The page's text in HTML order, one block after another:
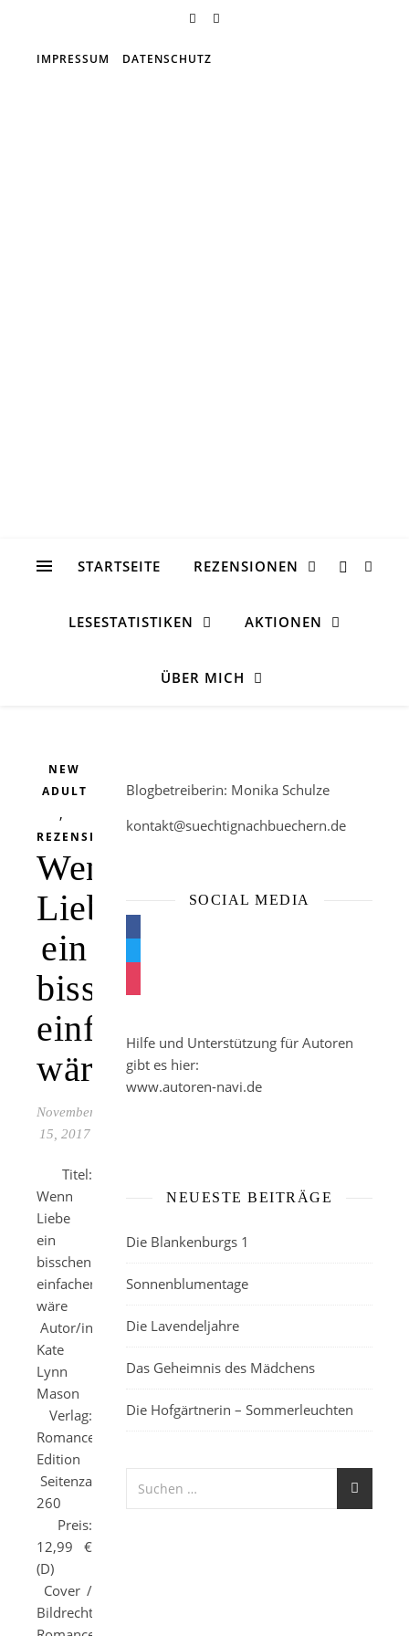
IMPRESSUM DATENSCHUTZ
STARTSEITE REZENSIONEN
LESESTATISTIKEN AKTIONEN
ÜBER MICH
NEW
ADULT
,
REZENSION
Wenn
Liebe
ein
bisschen
einfacher
wäre
November
15, 2017
Titel:
Wenn
Liebe
ein
bisschen
einfacher
wäre
Autor/in:
Kate
Lynn
Mason
Verlag:
Romance
Edition
Seitenzahl:
260
Preis:
12,99 €
(D)
Cover /
Bildrechte:
Blogbetreiberin: Monika Schulze
kontakt@suechtignachbuechern.de
SOCIAL MEDIA
Hilfe und Unterstützung für Autoren
gibt es hier:
www.autoren-navi.de
NEUESTE BEITRÄGE
Die Blankenburgs 1
Sonnenblumentage
Die Lavendeljahre
Das Geheimnis des Mädchens
Die Hofgärtnerin – Sommerleuchten